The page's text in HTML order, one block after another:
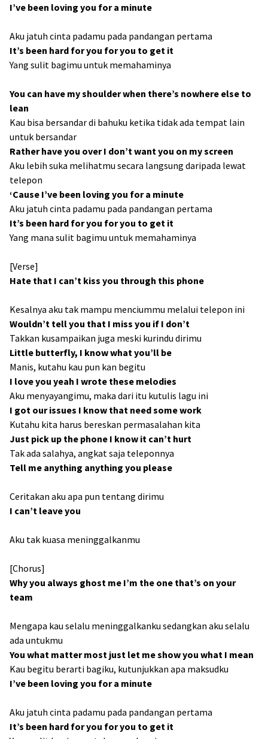
I’ve been loving you for a minute
Aku jatuh cinta padamu pada pandangan pertama
It’s been hard for you for you to get it
Yang sulit bagimu untuk memahaminya
You can have my shoulder when there’s nowhere else to
lean
Kau bisa bersandar di bahuku ketika tidak ada tempat lain
untuk bersandar
Rather have you over I don’t want you on my screen
Aku lebih suka melihatmu secara langsung daripada lewat
telepon
‘Cause I’ve been loving you for a minute
Aku jatuh cinta padamu pada pandangan pertama
It’s been hard for you for you to get it
Yang mana sulit bagimu untuk memahaminya
[Verse]
Hate that I can’t kiss you through this phone
Kesalnya aku tak mampu menciummu melalui telepon ini
Wouldn’t tell you that I miss you if I don’t
Takkan kusampaikan juga meski kurindu dirimu
Little butterfly, I know what you’ll be
Manis, kutahu kau pun kan begitu
I love you yeah I wrote these melodies
Aku menyayangimu, maka dari itu kutulis lagu ini
I got our issues I know that need some work
Kutahu kita harus bereskan permasalahan kita
Just pick up the phone I know it can’t hurt
Tak ada salahya, angkat saja teleponnya
Tell me anything anything you please
Ceritakan aku apa pun tentang dirimu
I can’t leave you
Aku tak kuasa meninggalkanmu
[Chorus]
Why you always ghost me I’m the one that’s on your
team
Mengapa kau selalu meninggalkanku sedangkan aku selalu
ada untukmu
You what matter most just let me show you what I mean
Kau begitu berarti bagiku, kutunjukkan apa maksudku
I’ve been loving you for a minute
Aku jatuh cinta padamu pada pandangan pertama
It’s been hard for you for you to get it